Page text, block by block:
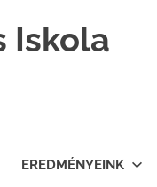
Iskola
EREDMÉNYEINK